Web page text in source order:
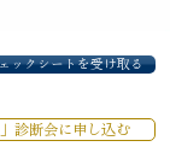
クシートを受け取る
診断会に申し込む